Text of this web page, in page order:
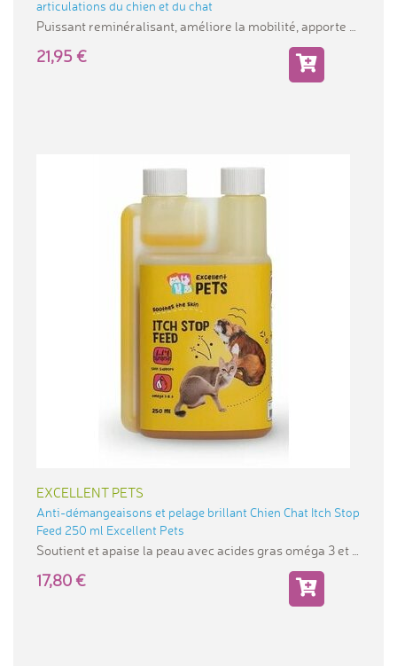
articulations du chien et du chat
Puissant reminéralisant, améliore la mobilité, apporte
21,95
EXCELLENT PETS
Anti-démangeaisons et pelage brillant Chien Chat Itch Stop
Feed 250 ml Excellent Pets
Soutient et apaise la peau avec acides gras oméga 3 et
17,80